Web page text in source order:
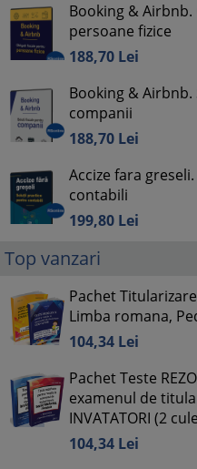
Booking &
persoane fizice
188,70 Lei
Booking &
companii
188,70 Lei
Accize fara
contabili
199,80 Lei
Top vanzari
Pachet
Limba romana,
104,34 Lei
Pachet Teste
examenul de
INVATATORI (2
104,34 Lei